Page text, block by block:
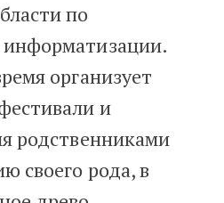
по
организует
и
родственниками
своего рода, в